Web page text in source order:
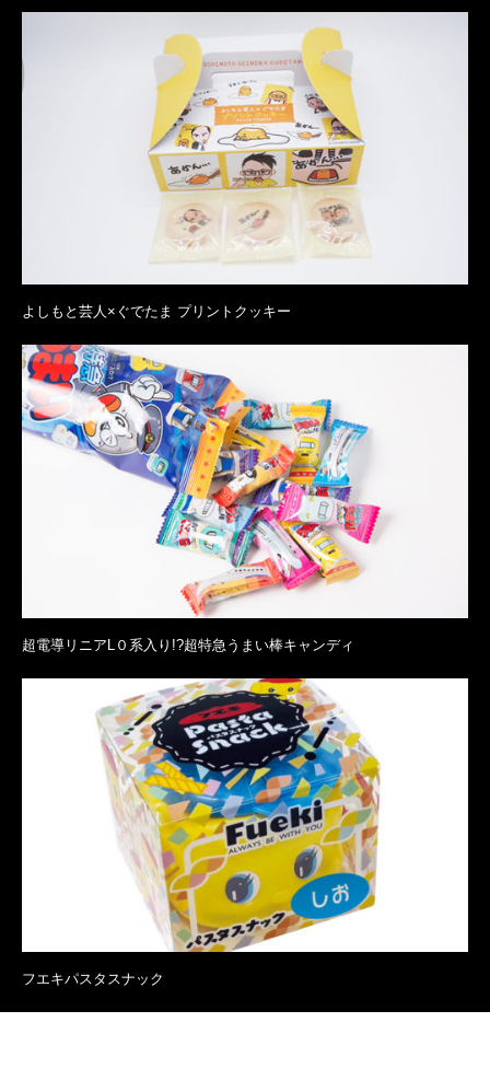
よしもと芸人×ぐでたま プリントクッキー
超電導リニアL０系入り!?超特急うまい棒キャンディ
フエキパスタスナック